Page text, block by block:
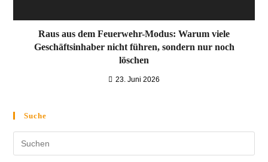
Raus aus dem Feuerwehr-Modus: Warum viele
Geschäftsinhaber nicht führen, sondern nur noch
löschen
23. Juni 2026
Suche